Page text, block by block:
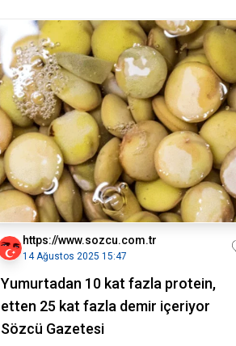
https://www.sozcu.com.tr
14 Ağustos 2025 15:47
Yumurtadan 10 kat fazla protein,
etten 25 kat fazla demir içeriyor
Sözcü Gazetesi